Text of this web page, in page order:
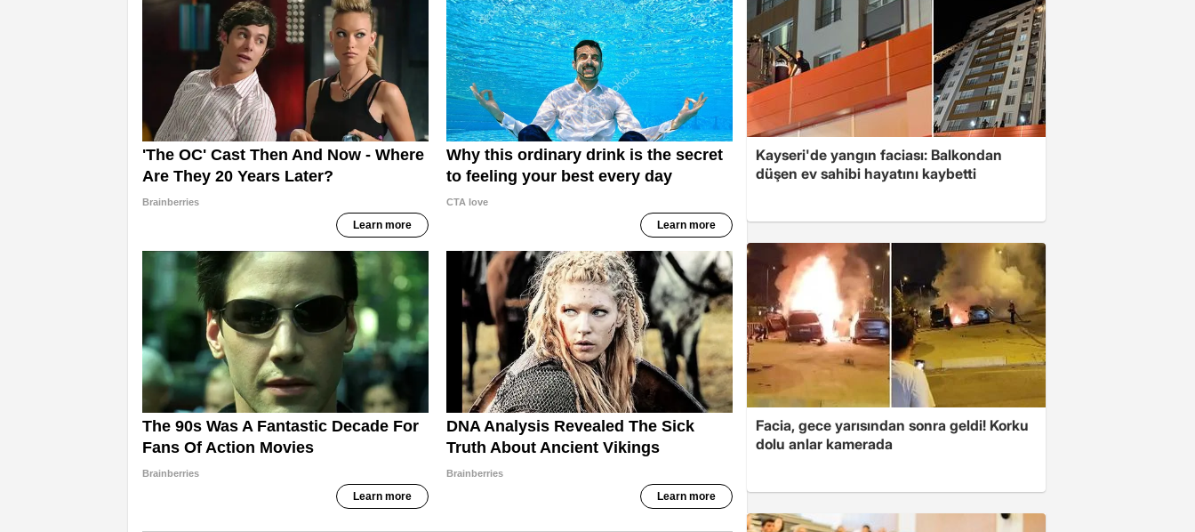
Kayseri'de yangın faciası: Balkondan
düşen ev sahibi hayatını kaybetti
Facia, gece yarısından sonra geldi! Korku
dolu anlar kamerada